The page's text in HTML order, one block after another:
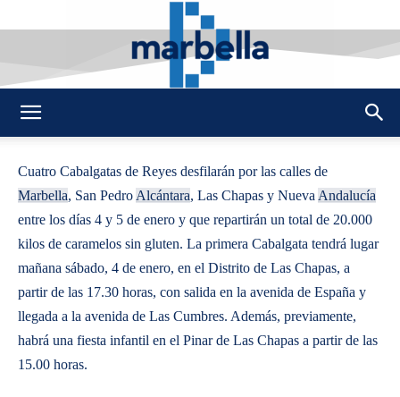
Cuatro Cabalgatas de Reyes desfilarán por las calles de
Marbella, San Pedro Alcántara, Las Chapas y Nueva Andalucía
entre los días 4 y 5 de enero y que repartirán un total de 20.000
kilos de caramelos sin gluten. La primera Cabalgata tendrá lugar
mañana sábado, 4 de enero, en el Distrito de Las Chapas, a
partir de las 17.30 horas, con salida en la avenida de España y
llegada a la avenida de Las Cumbres. Además, previamente,
habrá una fiesta infantil en el Pinar de Las Chapas a partir de las
15.00 horas.